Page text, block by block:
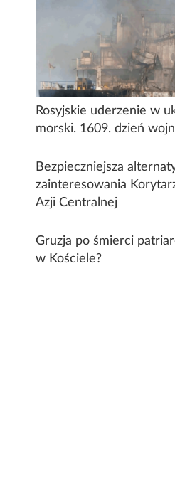
Rosyjskie uderzenie w
morski. 1609. dzień
Bezpieczniejsza
zainteresowania
Azji Centralnej
Gruzja po śmierci
w Kościele?